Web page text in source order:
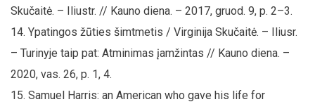
Skučaitė. – Iliustr. // Kauno diena. – 2017, gruod. 9, p. 2–3.
Ypatingos žūties šimtmetis / Virginija Skučaitė. – Iliusr.
– Turinyje taip pat: Atminimas įamžintas // Kauno diena. –
2020, vas. 26, p. 1, 4.
Samuel Harris: an American who gave his life for